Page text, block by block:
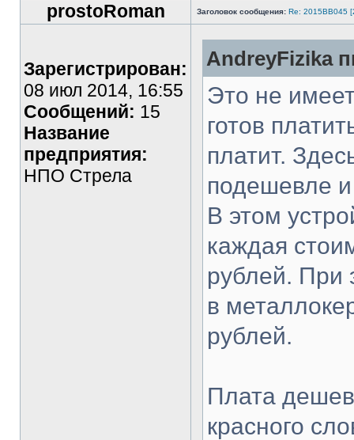
prostoRoman
Заголовок сообщения: Re: 2015ВВ045
Зарегистрирован:
08 июл 2014, 16:55
Сообщений: 15
Название
предприятия:
НПО Стрела
AndreyFizika
Это не
готов
платит.
подешевле
В этом
каждая
рублей. При
в
рублей.
Плата
красного